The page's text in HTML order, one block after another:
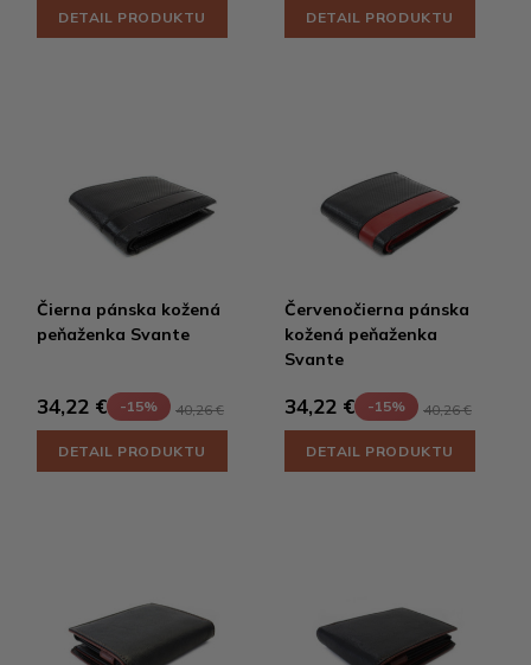
DETAIL PRODUKTU DETAIL PRODUKTU
Čierna pánska kožená
peňaženka Svante
34,22 € -15% 40,26 €
DETAIL PRODUKTU
Červenočierna pánska
kožená peňaženka
Svante
34,22 € -15% 40,26 €
DETAIL PRODUKTU